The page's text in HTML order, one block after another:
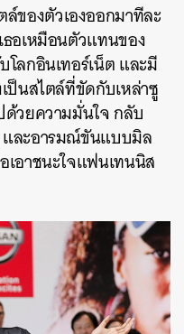
ของตัวเองออกมาทีละ
อเหมือนตัวแทนของ
โลกอินเทอร์เน็ต และมี
ป็นสไตล์ที่ขัดกับเหล่าซู
ด้วยความมั่นใจ กลับ
ละอารมณ์ขันแบบมิล
เอาชนะใจแฟนเทนนิส